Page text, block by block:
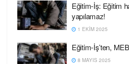
Eğitim-İş: Eğitim
yapılamaz!
1 EKIM 2025
Eğitim-İş’ten,
8 MAYIS 2025